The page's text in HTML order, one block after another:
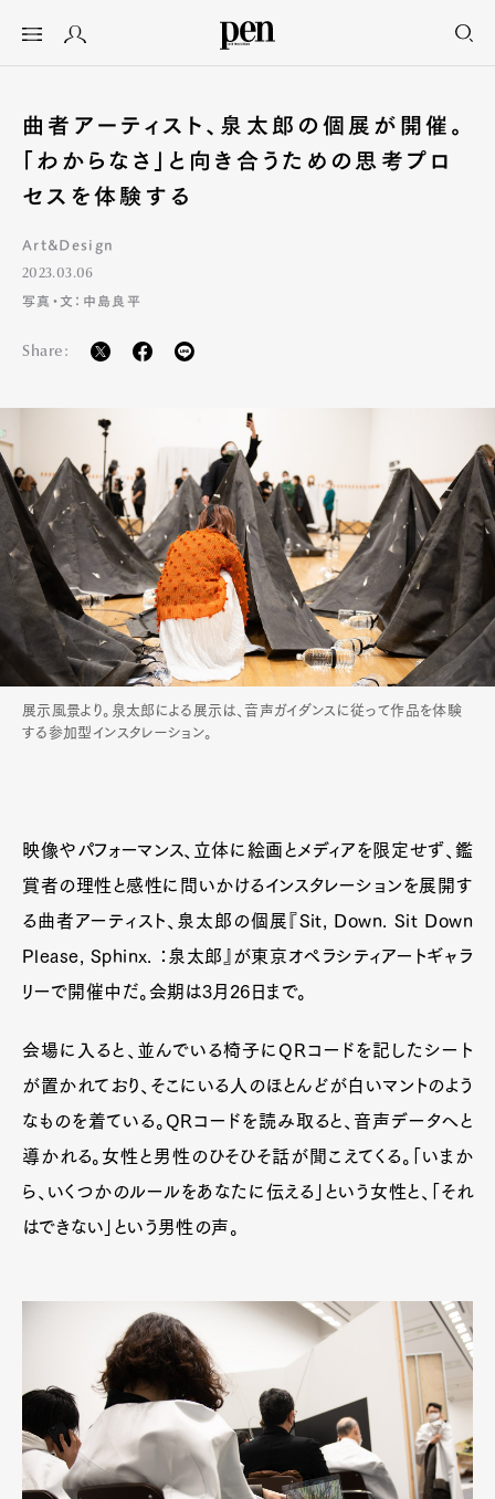
曲者アーティスト、泉太郎の個展が開催。
「わからなさ」と向き合うための思考プロ
セスを体験する
Art&Design
2023.03.06
写真・文：中島良平
Share:
展示風景より。泉太郎による展示は、音声ガイダンスに従って作品を体験
する参加型インスタレーション。
映像やパフォーマンス、立体に絵画とメディアを限定せず、鑑
賞者の理性と感性に問いかけるインスタレーションを展開す
る曲者アーティスト、泉太郎の個展『Sit, Down. Sit Down
Please, Sphinx. ：泉太郎』が東京オペラシティアートギャラ
リーで開催中だ。会期は3月26日まで。
会場に入ると、並んでいる椅子にQRコードを記したシート
が置かれており、そこにいる人のほとんどが白いマントのよう
なものを着ている。QRコードを読み取ると、音声データへと
導かれる。女性と男性のひそひそ話が聞こえてくる。「いまか
ら、いくつかのルールをあなたに伝える」という女性と、「それ
はできない」という男性の声。